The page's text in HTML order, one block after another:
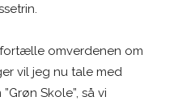
omverdenen om
vil jeg nu tale med
Skole”, så vi